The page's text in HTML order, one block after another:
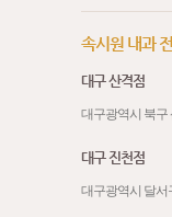
속시원 내과
대구 산격점
대구광역시 북구
대구 진천점
대구광역시 달서